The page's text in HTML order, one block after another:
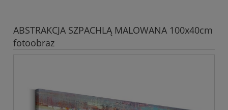
ABSTRAKCJA SZPACHLĄ MALOWANA 100x40cm
fotoobraz